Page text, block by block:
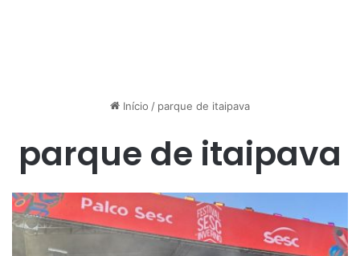
Início / parque de itaipava
parque de itaipava